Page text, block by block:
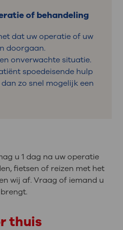
of behandeling
dat uw operatie of uw
doorgaan.
onverwachte situatie.
spoedeisende hulp
zo snel mogelijk een
u 1 dag na uw operatie
fietsen of reizen met het
wij af. Vraag of iemand u
thuis